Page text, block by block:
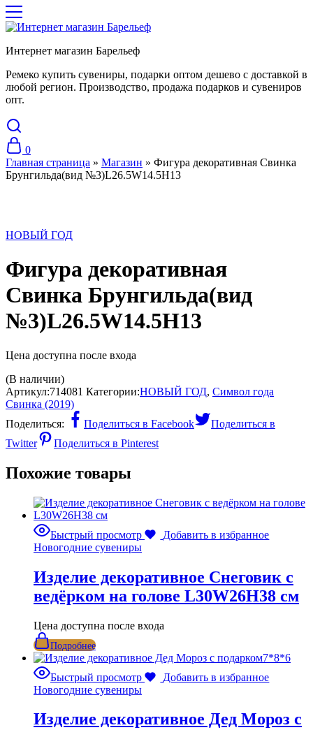
Интернет магазин Барельеф
Ремеко купить сувениры, подарки оптом дешево с доставкой в
любой регион. Производство, продажа подарков и сувениров
опт.
0
Главная страница » Магазин » Фигура декоративная Свинка
Брунгильда(вид №3)L26.5W14.5H13
НОВЫЙ ГОД
Фигура декоративная
Свинка Брунгильда(вид
№3)L26.5W14.5H13
Цена доступна после входа
(В наличии)
Артикул:714081 Категории:НОВЫЙ ГОД, Символ года
Свинка (2019)
Поделиться:
Поделиться в Facebook
Поделиться в
Twitter
Поделиться в Pinterest
Похожие товары
Быстрый просмотр
Добавить в избранное
Новогодние сувениры
Изделие декоративное Снеговик с
ведёрком на голове L30W26H38 см
Цена доступна после входа
Подробнее
Быстрый просмотр
Добавить в избранное
Новогодние сувениры
Изделие декоративное Дед Мороз с